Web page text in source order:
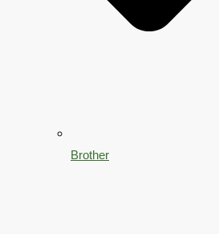
Brother